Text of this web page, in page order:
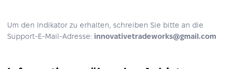
Um den Indikator zu erhalten, schreiben Sie bitte an die
Support-E-Mail-Adresse: innovativetradeworks@gmail.com